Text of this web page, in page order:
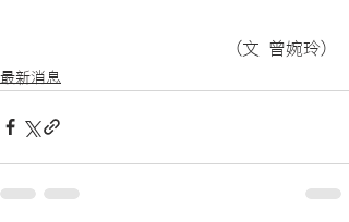
(文 曾婉玲)
最新消息